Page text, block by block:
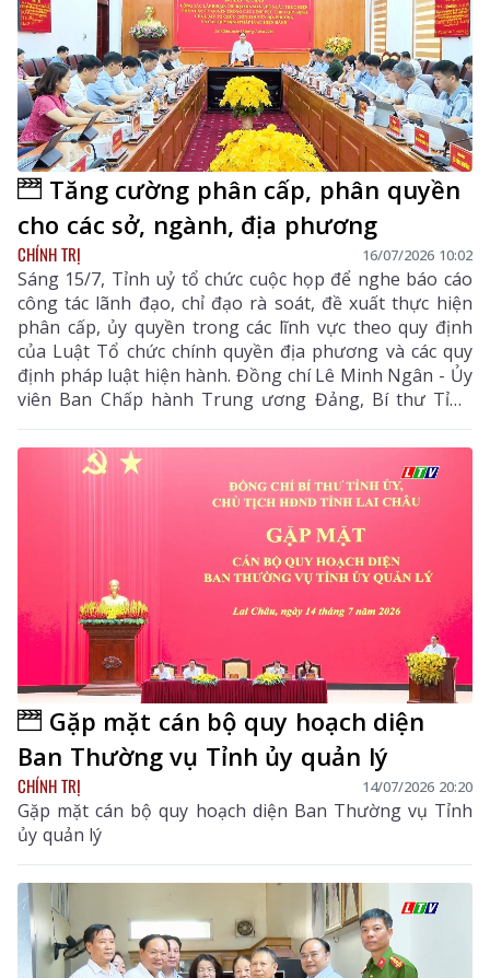
Tăng cường phân cấp, phân quyền
cho các sở, ngành, địa phương
CHÍNH TRỊ 16/07/2026 10:02
Sáng 15/7, Tỉnh uỷ tổ chức cuộc họp để nghe báo cáo
công tác lãnh đạo, chỉ đạo rà soát, đề xuất thực hiện
phân cấp, ủy quyền trong các lĩnh vực theo quy định
của Luật Tổ chức chính quyền địa phương và các quy
định pháp luật hiện hành. Đồng chí Lê Minh Ngân - Ủy
viên Ban Chấp hành Trung ương Đảng, Bí thư Tỉnh
uỷ, Chủ tịch HĐND tỉnh chủ trì cuộc họp.
Gặp mặt cán bộ quy hoạch diện
Ban Thường vụ Tỉnh ủy quản lý
CHÍNH TRỊ 14/07/2026 20:20
Gặp mặt cán bộ quy hoạch diện Ban Thường vụ Tỉnh
ủy quản lý